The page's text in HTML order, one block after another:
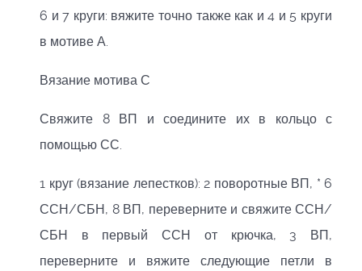
6 и 7 круги: вяжите точно также как и 4 и 5 круги
в мотиве А.
Вязание мотива С
Свяжите 8 ВП и соедините их в кольцо с
помощью СС.
1 круг (вязание лепестков): 2 поворотные ВП, * 6
ССН/СБН, 8 ВП, переверните и свяжите ССН/
СБН в первый ССН от крючка, 3 ВП,
переверните и вяжите следующие петли в